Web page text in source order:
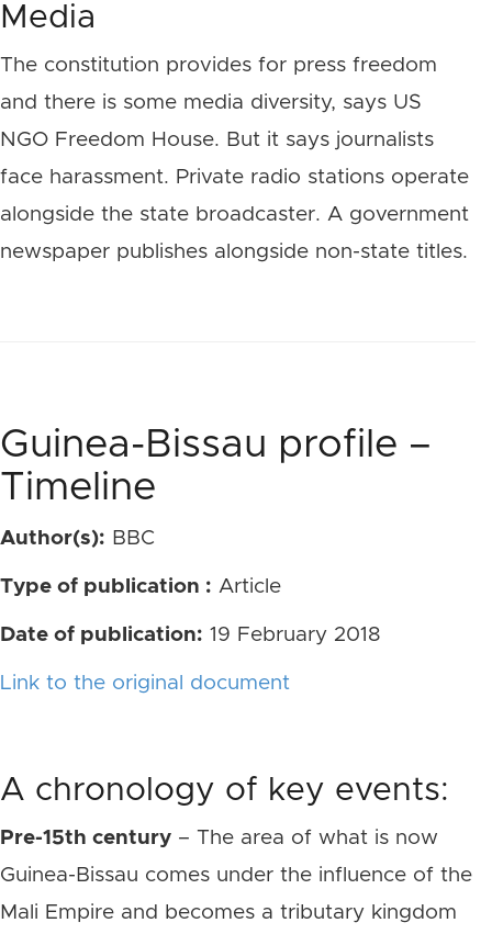
Media
The constitution provides for press freedom
and there is some media diversity, says US
NGO Freedom House. But it says journalists
face harassment. Private radio stations operate
alongside the state broadcaster. A government
newspaper publishes alongside non-state titles.
Guinea-Bissau profile –
Timeline
Author(s): BBC
Type of publication : Article
Date of publication: 19 February 2018
Link to the original document
A chronology of key events:
Pre-15th century – The area of what is now
Guinea-Bissau comes under the influence of the
Mali Empire and becomes a tributary kingdom